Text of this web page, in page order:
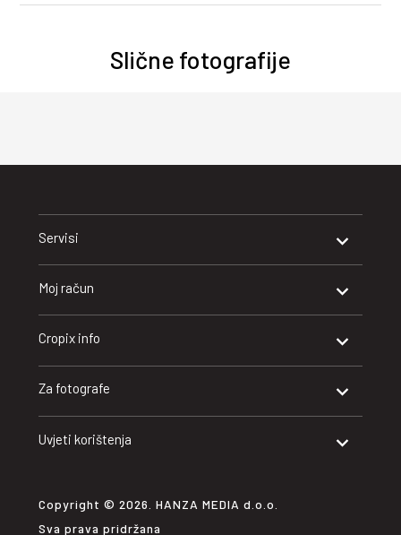
Slične fotografije
Servisi
Moj račun
Cropix info
Za fotografe
Uvjeti korištenja
Copyright © 2026. HANZA MEDIA d.o.o.
Sva prava pridržana